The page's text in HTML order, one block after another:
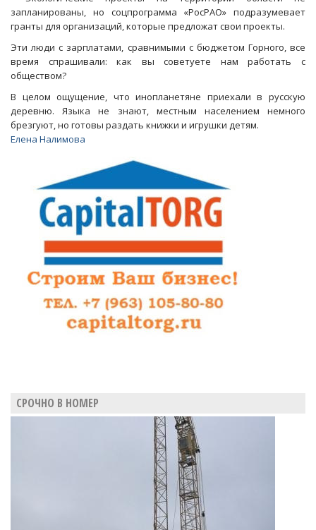
запланированы, но соцпрограмма «РосРАО» подразумевает
гранты для организаций, которые предложат свои проекты.
Эти люди с зарплатами, сравнимыми с бюджетом Горного, все
время спрашивали: как вы советуете нам работать с
обществом?
В целом ощущение, что инопланетяне приехали в русскую
деревню. Языка не знают, местным населением немного
брезгуют, но готовы раздать книжки и игрушки детям.
Елена Налимова
СРОЧНО В НОМЕР